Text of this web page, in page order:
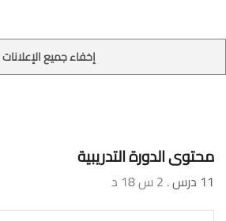
إخفاء جميع الإعلانات
محتوى الدورة التدريبية
11 درس . 2 س 18 د